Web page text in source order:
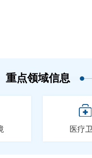
重点领域信息
医疗